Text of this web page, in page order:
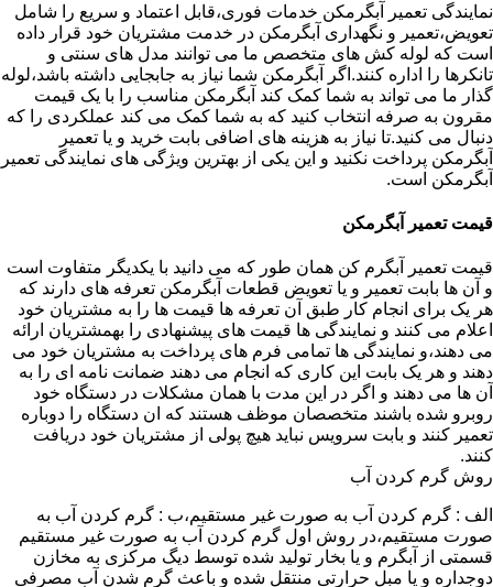
نمایندگی تعمیر آبگرمکن خدمات فوری،قابل اعتماد و سریع را شامل
تعویض،تعمیر و نگهداری آبگرمکن در خدمت مشتریان خود قرار داده
است که لوله کش های متخصص ما می توانند مدل های سنتی و
تانکرها را اداره کنند.اگر آبگرمکن شما نیاز به جابجایی داشته باشد،لوله
گذار ما می تواند به شما کمک کند آبگرمکن مناسب را با یک قیمت
مقرون به صرفه انتخاب کنید که به شما کمک می کند عملکردی را که
دنبال می کنید.تا نیاز به هزینه های اضافی بابت خرید و یا تعمیر
آبگرمکن پرداخت نکنید و این یکی از بهترین ویژگی های نمایندگی تعمیر
آبگرمکن است.
قیمت تعمیر آبگرمکن
قیمت تعمیر آبگرم کن همان طور که می دانید با یکدیگر متفاوت است
و آن ها بابت تعمیر و یا تعویض قطعات آبگرمکن تعرفه های دارند که
هر یک برای انجام کار طبق آن تعرفه ها قیمت ها را به مشتریان خود
اعلام می کنند و نمایندگی ها قیمت های پیشنهادی را بهمشتریان ارائه
می دهند،و نمایندگی ها تمامی فرم های پرداخت به مشتریان خود می
دهند و هر یک بابت این کاری که انجام می دهند ضمانت نامه ای را به
آن ها می دهند و اگر در این مدت با همان مشکلات در دستگاه خود
روبرو شده باشند متخصصان موظف هستند که ان دستگاه را دوباره
تعمیر کنند و بابت سرویس نباید هیچ پولی از مشتریان خود دریافت
کنند.
روش گرم کردن آب
الف : گرم کردن آب به صورت غیر مستقیم،ب : گرم کردن آب به
صورت مستقیم،در روش اول گرم کردن آب به صورت غیر مستقیم
قسمتی از آبگرم و یا بخار تولید شده توسط دیگ مرکزی به مخازن
دوجداره و یا مبل حرارتی منتقل شده و باعث گرم شدن آب مصرفی